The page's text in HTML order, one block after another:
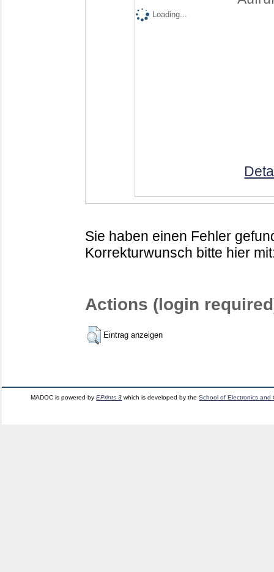
Loading...
Sie haben einen Fehler
Korrekturwunsch bitte hier
Actions (login
Eintrag anzeigen
MADOC is powered byEPrints 3 which is developed by theSchool of Electronics and